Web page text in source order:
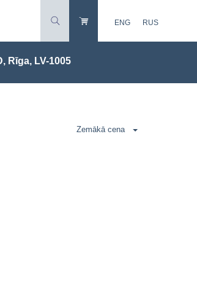
ENG RUS
Rīga, LV-1005
Zemākā cena